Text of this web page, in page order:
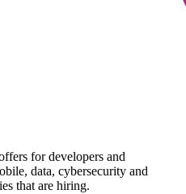
for developers and
data, cybersecurity and
that are hiring.